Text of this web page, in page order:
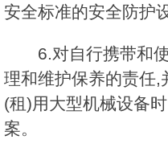
安全标准的安全防护
6.对自行携带和
理和维护保养的责任,
(租)用大型机械设备
案。